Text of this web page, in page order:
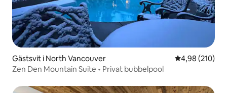
Gästsvit i North Vancouver 4,98 av 5 i
4,98 (210)
Zen Den Mountain Suite • Privat bubbelpool